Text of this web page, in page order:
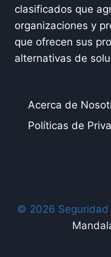
clasificados que
organizaciones y
que ofrecen sus
alternativas de
Acerca de
Políticas de
© 2026 Seguridad